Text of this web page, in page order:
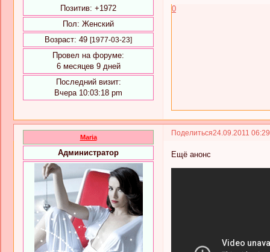
Позитив: +1972
Пол: Женский
Возраст: 49 [1977-03-23]
Провел на форуме:
6 месяцев 9 дней
Последний визит:
Вчера 10:03:18 pm
0
Поделиться24.09.2011
Maria
Администратор Ещё анонс